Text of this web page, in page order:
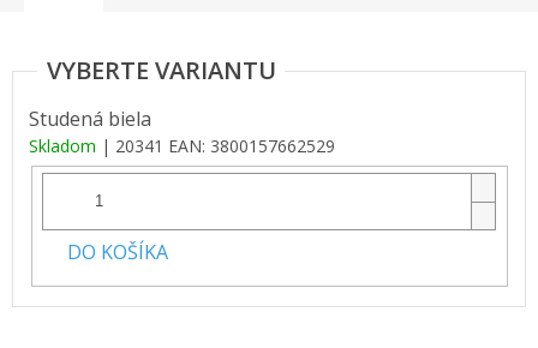
Studená biela
Skladom | 20341 EAN: 3800157662529
DO KOŠÍKA